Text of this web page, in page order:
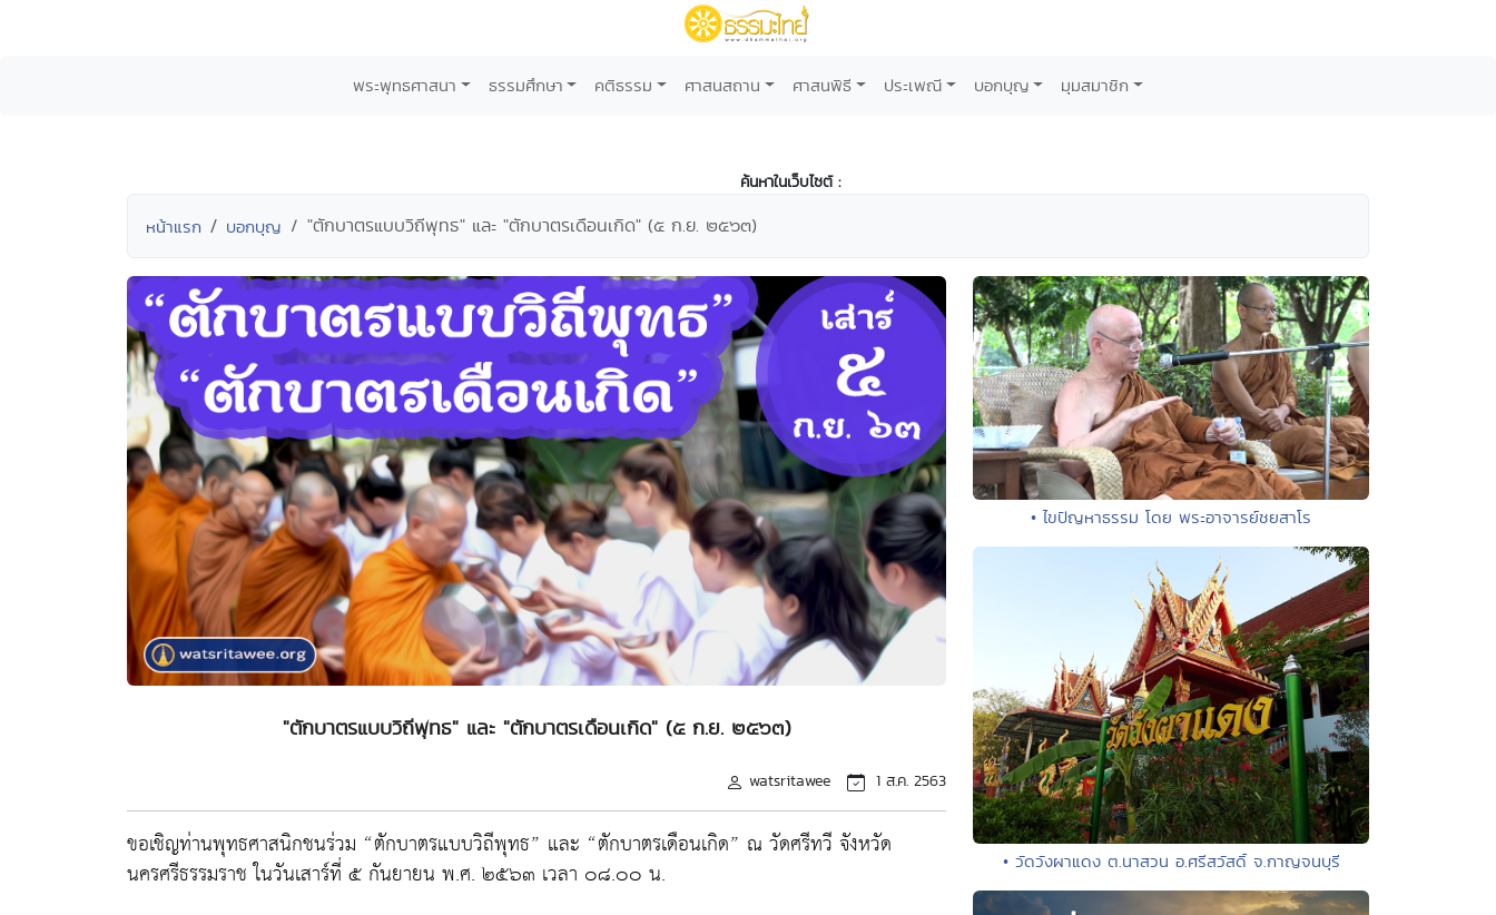
พระพุทธศาสนา ธรรมศึกษา คติธรรม ศาสนสถาน ศาสนพิธี ประเพณี บอกบุญ มุมสมาชิก
ค้นหาในเว็บไซต์ :
หน้าแรก บอกบุญ "ตักบาตรแบบวิถีพุทธ" และ "ตักบาตรเดือนเกิด" (๕ ก.ย. ๒๕๖๓)
"ตักบาตรแบบวิถีพุทธ" และ "ตักบาตรเดือนเกิด" (๕ ก.ย. ๒๕๖๓)
watsritawee 1 ส.ค. 2563
ขอเชิญท่านพุทธศาสนิกชนร่วม “ตักบาตรแบบวิถีพุทธ” และ “ตักบาตรเดือนเกิด” ณ วัดศรีทวี จังหวัด
นครศรีธรรมราช ในวันเสาร์ที่ ๕ กันยายน พ.ศ. ๒๕๖๓ เวลา ๐๘.๐๐ น.
• ไขปัญหาธรรม โดย พระอาจารย์ชยสาโร
• วัดวังผาแดง ต.นาสวน อ.ศรีสวัสดิ์ จ.กาญจนบุรี